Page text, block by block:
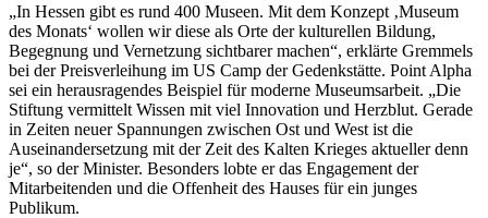
„In Hessen gibt es rund 400 Museen. Mit dem Konzept ‚Museum
des Monats‘ wollen wir diese als Orte der kulturellen Bildung,
Begegnung und Vernetzung sichtbarer machen“, erklärte Gremmels
bei der Preisverleihung im US Camp der Gedenkstätte. Point Alpha
sei ein herausragendes Beispiel für moderne Museumsarbeit. „Die
Stiftung vermittelt Wissen mit viel Innovation und Herzblut. Gerade
in Zeiten neuer Spannungen zwischen Ost und West ist die
Auseinandersetzung mit der Zeit des Kalten Krieges aktueller denn
je“, so der Minister. Besonders lobte er das Engagement der
Mitarbeitenden und die Offenheit des Hauses für ein junges
Publikum.